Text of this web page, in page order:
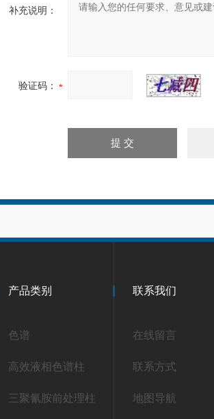
补充说明：
验证码：
产品类别
色谱
高效液相色谱柱
三聚氰胺前处理柱
联系我们
在线留言
联系方式
地图导航